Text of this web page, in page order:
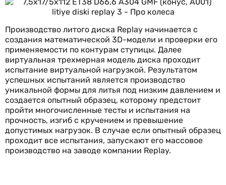
Производство литого диска Replay начинается с
создания математической 3D-модели и проверки его
применяемости по контурам ступицы. Далее
виртуальная трехмерная модель диска проходит
испытание виртуальной нагрузкой. Результатом
успешных испытаний является производство
уникальной формы для литья под низким давлением и
создается опытный образец, которому предстоит
пройти многочисленные тесты и испытания на
прочность, изгиб с кручением и превышение
допустимых нагрузок. В случае если опытный образец
проходит все испытания, запускают его массовое
производство на заводе компании Replay.